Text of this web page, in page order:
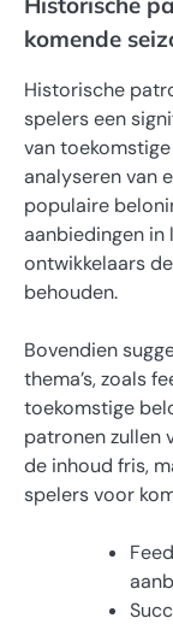
komende
Historische
spelers een
van
analyseren van
populaire
aanbiedingen in
ontwikkelaars
behouden.
Bovendien
thema’s, zoals
toekomstige
patronen zullen
de inhoud fris,
spelers voor